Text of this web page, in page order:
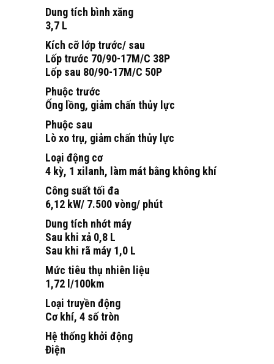
Dung tích bình xăng
3,7 L
Kích cỡ lớp trước/ sau
Lốp trước 70/90-17M/C 38P
Lốp sau 80/90-17M/C 50P
Phuộc trước
Ống lồng, giảm chấn thủy lực
Phuộc sau
Lò xo trụ, giảm chấn thủy lực
Loại động cơ
4 kỳ, 1 xilanh, làm mát bằng không khí
Công suất tối đa
6,12 kW/ 7.500 vòng/ phút
Dung tích nhớt máy
Sau khi xả 0,8 L
Sau khi rã máy 1,0 L
Mức tiêu thụ nhiên liệu
1,72 l/100km
Loại truyền động
Cơ khí, 4 số tròn
Hệ thống khởi động
Điện